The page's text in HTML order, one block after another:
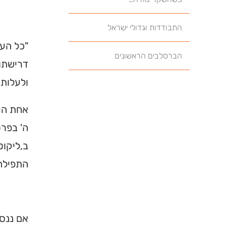
התבודדות וגדולי ישראל
הברסלבים הראשונים
"כל
אחת
ה'
אם